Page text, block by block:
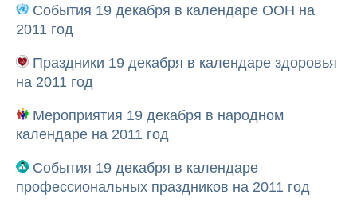
События 19 декабря в календаре ООН на
2011 год
Праздники 19 декабря в календаре здоровья
на 2011 год
Мероприятия 19 декабря в народном
календаре на 2011 год
События 19 декабря в календаре
профессиональных праздников на 2011 год